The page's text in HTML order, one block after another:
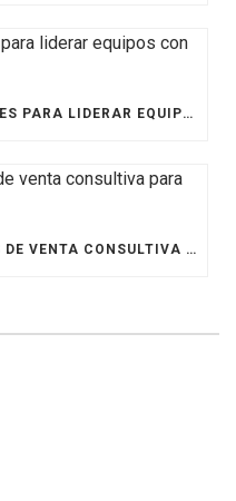
LIDERAZGO EFECTIVO: CLAVES PARA LIDERAR EQUIPOS CON MÁS IMPACTO
CÓMO VENDER MÁS: CLAVES DE VENTA CONSULTIVA PARA CONECTAR Y CERRAR MEJOR